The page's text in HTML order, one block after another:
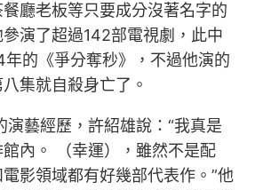
廳老板等只要成分沒著名字的
演了超過142部電視劇，此中
的《爭分奪秒》，不過他演的
集就自殺身亡了。
演藝經歷，許紹雄說：“我真是
內。 （幸運），雖然不是配
影領域都有好幾部代表作。”他